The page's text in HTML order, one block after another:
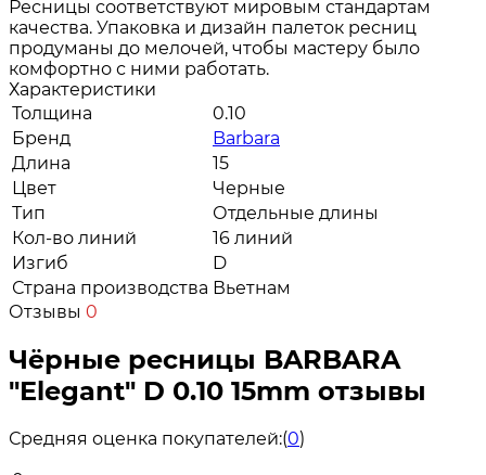
Ресницы соответствуют мировым стандартам
качества. Упаковка и дизайн палеток ресниц
продуманы до мелочей, чтобы мастеру было
комфортно с ними работать.
Характеристики
Толщина
0.10
Бренд
Barbara
Длина
15
Цвет
Черные
Тип
Отдельные длины
Кол-во линий
16 линий
Изгиб
D
Страна производства Вьетнам
Отзывы 0
Чёрные ресницы BARBARA
"Elegant" D 0.10 15mm отзывы
Средняя оценка покупателей:(0)